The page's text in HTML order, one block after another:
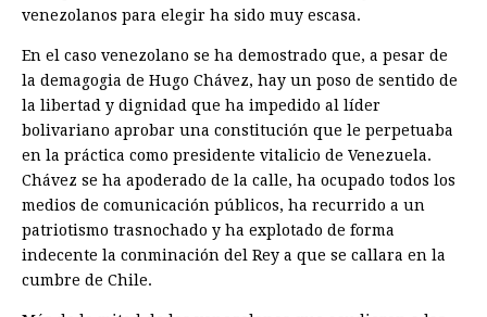
venezolanos para elegir ha sido muy escasa.
En el caso venezolano se ha demostrado que, a pesar de
la demagogia de Hugo Chávez, hay un poso de sentido de
la libertad y dignidad que ha impedido al líder
bolivariano aprobar una constitución que le perpetuaba
en la práctica como presidente vitalicio de Venezuela.
Chávez se ha apoderado de la calle, ha ocupado todos los
medios de comunicación públicos, ha recurrido a un
patriotismo trasnochado y ha explotado de forma
indecente la conminación del Rey a que se callara en la
cumbre de Chile.